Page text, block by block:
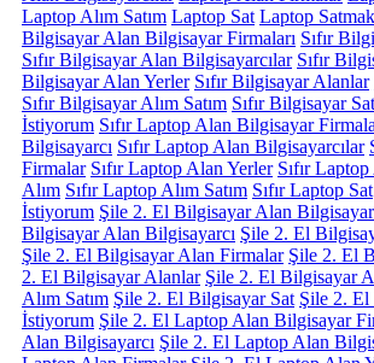
Laptop Alım Satım Laptop Sat Laptop
Bilgisayar Alan Bilgisayar Firmaları Sıfır
Sıfır Bilgisayar Alan Bilgisayarcılar Sıfır
Bilgisayar Alan Yerler Sıfır Bilgisayar Alanlar
Sıfır Bilgisayar Alım Satım Sıfır Bilgisayar Sat
İstiyorum Sıfır Laptop Alan Bilgisayar
Bilgisayarcı Sıfır Laptop Alan Bilgisayarcılar
Firmalar Sıfır Laptop Alan Yerler Sıfır
Alım Sıfır Laptop Alım Satım Sıfır Laptop Sat
İstiyorum Şile 2. El Bilgisayar Alan Bilgisayar
Bilgisayar Alan Bilgisayarcı Şile 2. El
Şile 2. El Bilgisayar Alan Firmalar Şile 2. El
2. El Bilgisayar Alanlar Şile 2. El Bilgisayar
Alım Satım Şile 2. El Bilgisayar Sat Şile 2. El
İstiyorum Şile 2. El Laptop Alan Bilgisayar
Alan Bilgisayarcı Şile 2. El Laptop Alan